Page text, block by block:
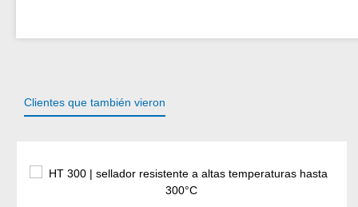
Clientes que también vieron